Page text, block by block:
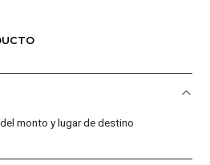
frontal dando un estilo único
cuenta con un cierre tipo
mantenga en su lugar durante
monto y lugar de destino